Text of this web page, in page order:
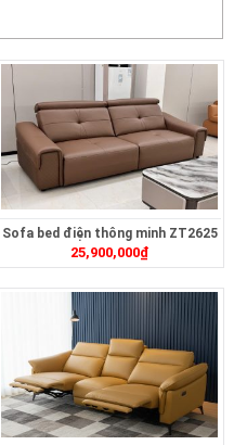
Sofa bed điện thông minh ZT2625
25,900,000₫